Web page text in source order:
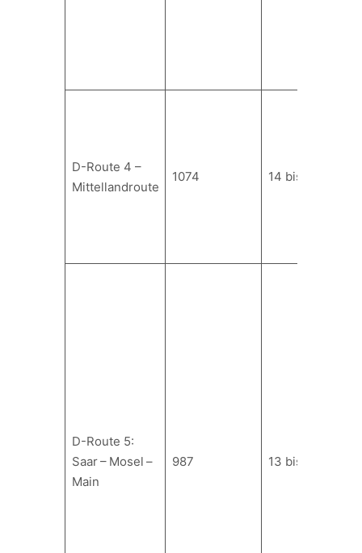
D-Route 4 –
Mittellandroute
1074 14 bis 19
D-Route 5:
Saar – Mosel –
Main
987 13 bis 18